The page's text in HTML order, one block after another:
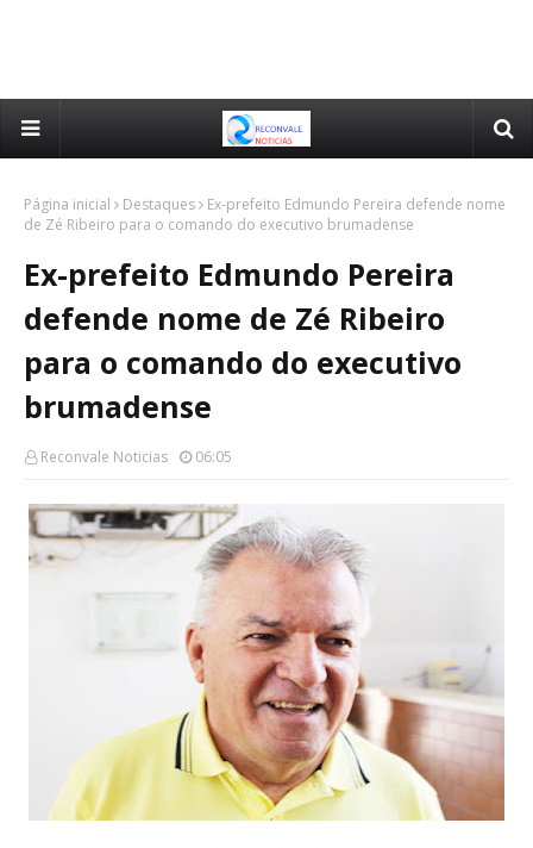
Página inicial Destaques
Ex-prefeito Edmundo Pereira defende nome
de Zé Ribeiro para o comando do executivo brumadense
Ex-prefeito Edmundo Pereira
defende nome de Zé Ribeiro
para o comando do executivo
brumadense
Reconvale Noticias 06:05